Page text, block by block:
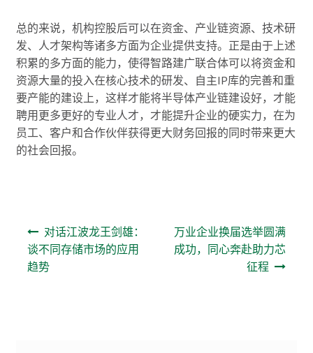
总的来说，机构控股后可以在资金、产业链资源、技术研
发、人才架构等诸多方面为企业提供支持。正是由于上述
积累的多方面的能力，使得智路建广联合体可以将资金和
资源大量的投入在核心技术的研发、自主IP库的完善和重
要产能的建设上，这样才能将半导体产业链建设好，才能
聘用更多更好的专业人才，才能提升企业的硬实力，在为
员工、客户和合作伙伴获得更大财务回报的同时带来更大
的社会回报。
文章导航
对话江波龙王剑雄：
谈不同存储市场的应用
趋势
​万业企业换届选举圆满
成功，同心奔赴助力芯
征程